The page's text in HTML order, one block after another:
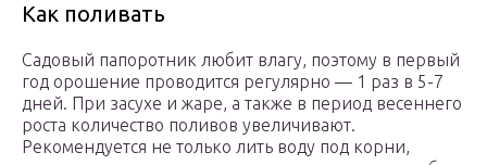
Как поливать
Садовый папоротник любит влагу, поэтому в первый
год орошение проводится регулярно — 1 раз в 5-7
дней. При засухе и жаре, а также в период весеннего
роста количество поливов увеличивают.
Рекомендуется не только лить воду под корни,